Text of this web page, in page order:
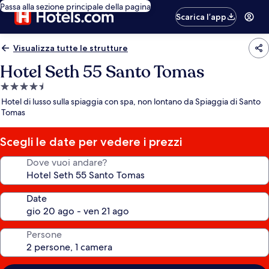
Passa alla sezione principale della pagina
Scarica l’app
Visualizza tutte le strutture
Hotel Seth 55 Santo Tomas
Struttura
a
4.5
stelle
Hotel di lusso sulla spiaggia con spa, non lontano da Spiaggia di Santo
Tomas
Scegli le date per vedere i prezzi
Dove vuoi andare?
Date
Persone